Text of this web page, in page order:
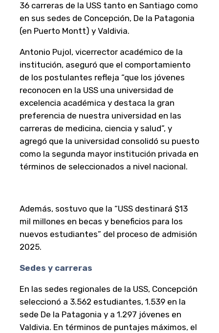
36 carreras de la USS tanto en Santiago como
en sus sedes de Concepción, De la Patagonia
(en Puerto Montt) y Valdivia.
Antonio Pujol, vicerrector académico de la
institución, aseguró que el comportamiento
de los postulantes refleja “que los jóvenes
reconocen en la USS una universidad de
excelencia académica y destaca la gran
preferencia de nuestra universidad en las
carreras de medicina, ciencia y salud”, y
agregó que la universidad consolidó su puesto
como la segunda mayor institución privada en
términos de seleccionados a nivel nacional.
Además, sostuvo que la “USS destinará $13
mil millones en becas y beneficios para los
nuevos estudiantes” del proceso de admisión
2025.
Sedes y carreras
En las sedes regionales de la USS, Concepción
seleccionó a 3.562 estudiantes, 1.539 en la
sede De la Patagonia y a 1.297 jóvenes en
Valdivia. En términos de puntajes máximos, el